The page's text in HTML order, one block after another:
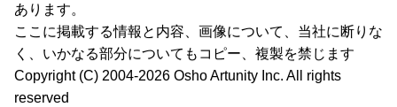
あります。
ここに掲載する情報と内容、画像について、当社に断りな
く、いかなる部分についてもコピー、複製を禁じます
Copyright (C) 2004-2026 Osho Artunity Inc. All rights
reserved